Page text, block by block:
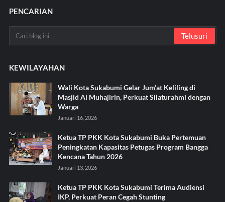
PENCARIAN
KEWILAYAHAN
Wali Kota Sukabumi Gelar Jum’at Keliling di
Masjid Al Muhajirin, Perkuat Silaturahmi dengan
Warga
Januari 16, 2026
Ketua TP PKK Kota Sukabumi Buka Pertemuan
Peningkatan Kapasitas Petugas Program Bangga
Kencana Tahun 2026
Januari 13, 2026
Ketua TP PKK Kota Sukabumi Terima Audiensi
IKP, Perkuat Peran Cegah Stunting